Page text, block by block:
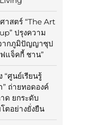
าสตร์ “The Art
ปรุงความ
ากภูมิปัญญาซุป
แจ็คกี้ ชาน”
ศูนย์เรียนรู้
” ถ่ายทอดองค์
ด ยกระดับ
ตอย่างยั่งยืน